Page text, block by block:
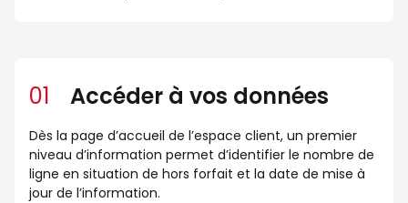
01 Accéder à vos données
Dès la page d’accueil de l’espace client, un premier
niveau d’information permet d’identifier le nombre de
ligne en situation de hors forfait et la date de mise à
jour de l’information.